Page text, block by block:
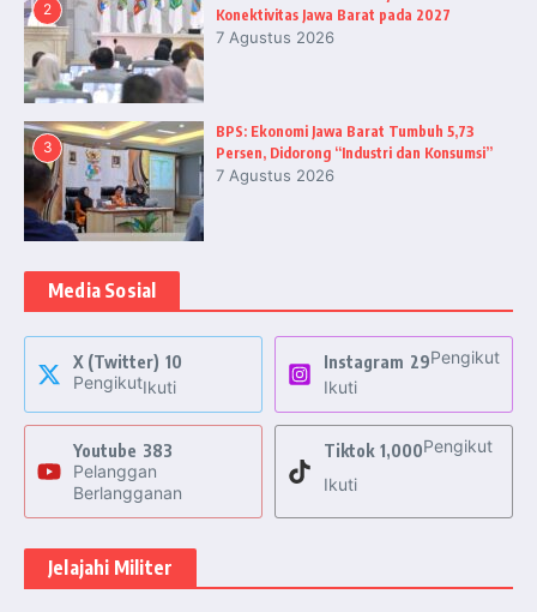
2
Konektivitas Jawa Barat pada 2027
7 Agustus 2026
3
BPS: Ekonomi Jawa Barat Tumbuh 5,73
Persen, Didorong “Industri dan Konsumsi”
7 Agustus 2026
Media Sosial
X (Twitter) 10
PengikutIkuti
Instagram 29Pengikut
Ikuti
Youtube 383
Pelanggan
Berlangganan
Tiktok 1,000Pengikut
Ikuti
Jelajahi Militer